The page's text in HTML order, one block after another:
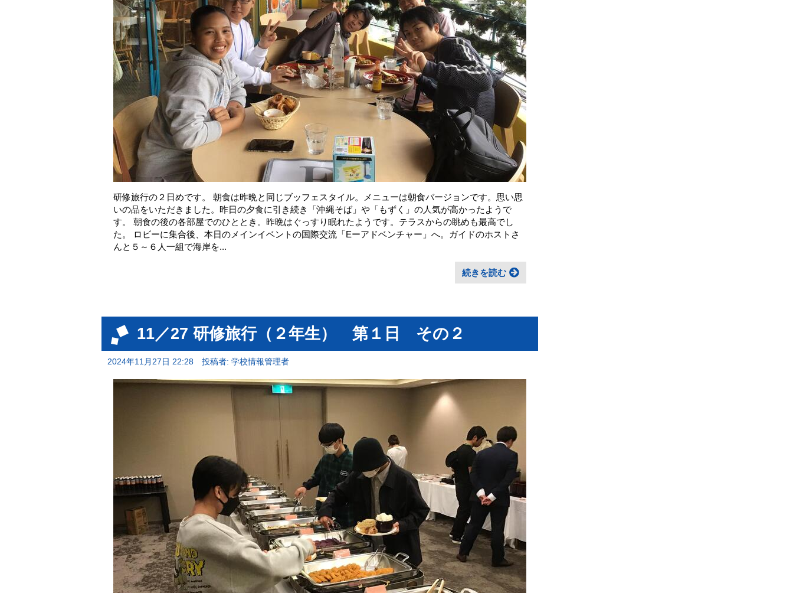
研修旅行の２日めです。 朝食は昨晩と同じブッフェスタイル。メニューは朝食バージョンです。思い思
いの品をいただきました。昨日の夕食に引き続き「沖縄そば」や「もずく」の人気が高かったようで
す。 朝食の後の各部屋でのひととき。昨晩はぐっすり眠れたようです。テラスからの眺めも最高でし
た。 ロビーに集合後、本日のメインイベントの国際交流「Eーアドベンチャー」へ。ガイドのホストさ
んと５～６人一組で海岸を...
続きを読む
11／27 研修旅行（２年生） 第１日 その２
2024年11月27日 22:28 投稿者: 学校情報管理者